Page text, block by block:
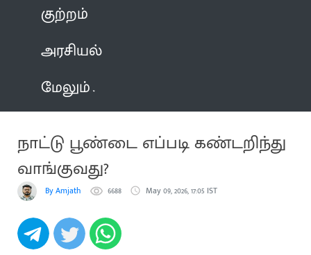
குற்றம்
அரசியல்
மேலும்
நாட்டு பூண்டை எப்படி கண்டறிந்து
வாங்குவது?
By Amjath 6688 May 09, 2026, 17:05 IST